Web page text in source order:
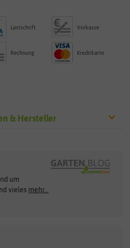
Lastschrift Vorkasse
Rechnung Kreditkarte
& Hersteller
Clever Pots
COMPO
um
vieles mehr...